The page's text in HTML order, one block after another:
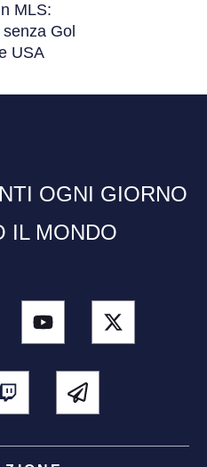
MLS:
Gol
USA
OGNI GIORNO
IL MONDO